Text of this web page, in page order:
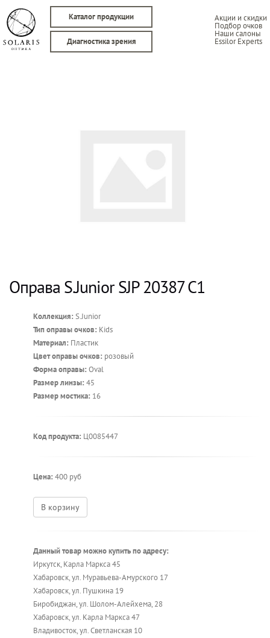
Каталог продукции Акции и скидки
Подбор очков
Наши салоны
Essilor Experts
Диагностика зрения
Оправа S.Junior SJP 20387 C1
Коллекция: S.Junior
Тип оправы очков: Kids
Материал: Пластик
Цвет оправы очков: розовый
Форма оправы: Oval
Размер линзы: 45
Размер мостика: 16
Код продукта: Ц0085447
Цена: 400 руб
В корзину
Данный товар можно купить по адресу:
Иркутск, Карла Маркса 45
Хабаровск, ул. Муравьева-Амурского 17
Хабаровск, ул. Пушкина 19
Биробиджан, ул. Шолом-Алейхема, 28
Хабаровск, ул. Карла Маркса 47
Владивосток, ул. Светланская 10